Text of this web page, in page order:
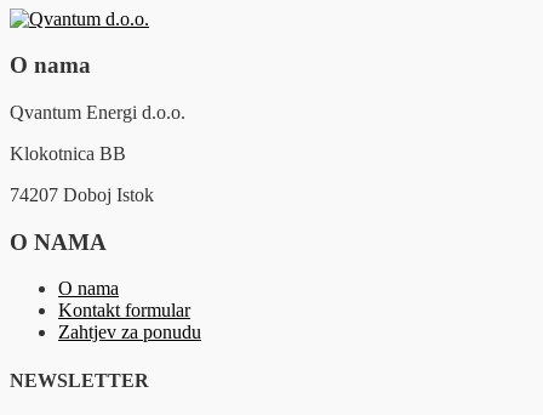
O nama
Qvantum Energi d.o.o.
Klokotnica BB
74207 Doboj Istok
O NAMA
O nama
Kontakt formular
Zahtjev za ponudu
NEWSLETTER